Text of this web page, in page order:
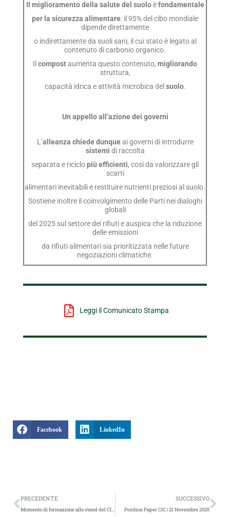
Il miglioramento della salute del suoloèfondamentale
per la sicurezza alimentare: il 95% del cibo mondiale
dipende direttamente
o indirettamente da suoli sani, il cui stato è legato al
contenuto di carbonio organico.
Il compostaumenta questo contenuto, migliorando
struttura,
capacità idrica e attività microbica del suolo.
Un appello all’azione dei governi
L’alleanza chiede dunqueai governi di introdurre
sistemi di raccolta
separata e riciclopiù efficienti, così da valorizzare gli
scarti
alimentari inevitabili e restituire nutrienti preziosi al suolo.
Sostiene inoltre il coinvolgimento delle Parti nei dialoghi
globali
del 2025 sul settore dei rifiuti e auspica che la riduzione
delle emissioni
da rifiuti alimentari sia prioritizzata nelle future
negoziazioni climatiche.
Leggi il Comunicato Stampa
Facebook LinkedIn
Precedente
PRECEDENTE
Momento di formazione allo stand del CIC a Ecomondo 2025
SUCCESSIVO
Position Paper CIC | 21 Novembre 2025